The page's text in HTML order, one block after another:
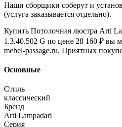
Наши сборщики соберут и
(услуга заказывается отдельно).
Купить Потолочная люстра Arti
1.3.40.502 G по цене 28 160 ₽ вы
mebel-passage.ru. Приятных
Основные
Стиль
классический
Бренд
Arti Lampadari
Серия